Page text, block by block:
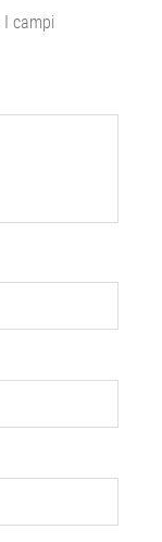
I campi